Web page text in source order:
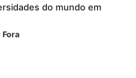
do mundo em
Fora